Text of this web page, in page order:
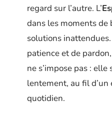
regard sur l’autre. L’
dans les moments de
solutions
patience et de
ne s’impose pas : elle
lentement, au fil
quotidien.